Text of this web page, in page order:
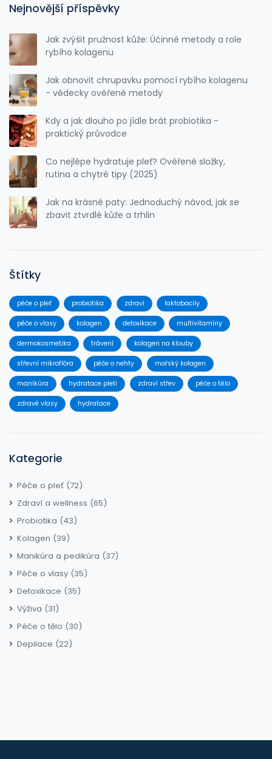
Nejnovější příspěvky
Jak zvýšit pružnost kůže: Účinné metody a role
rybího kolagenu
Jak obnovit chrupavku pomocí rybího kolagenu
- vědecky ověřené metody
Kdy a jak dlouho po jídle brát probiotika -
praktický průvodce
Co nejlépe hydratuje pleť? Ověřené složky,
rutina a chytré tipy (2025)
Jak na krásné paty: Jednoduchý návod, jak se
zbavit ztvrdlé kůže a trhlin
Štítky
péče o pleť probiotika zdraví laktobacily
péče o vlasy kolagen detoxikace multivitamíny
dermokosmetika trávení kolagen na klouby
střevní mikroflóra péče o nehty mořský kolagen
manikúra hydratace pleti zdraví střev péče o tělo
zdravé vlasy hydratace
Kategorie
Péče o pleť (72)
Zdraví a wellness (65)
Probiotika (43)
Kolagen (39)
Manikúra a pedikúra (37)
Péče o vlasy (35)
Detoxikace (35)
Výživa (31)
Péče o tělo (30)
Depilace (22)